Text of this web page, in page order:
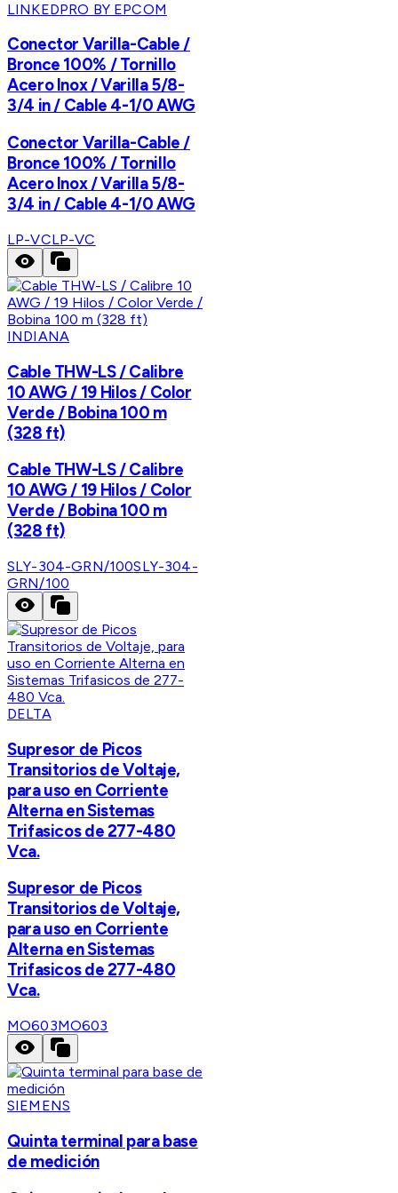
LINKEDPRO BY EPCOM
Conector Varilla-Cable /
Bronce 100% / Tornillo
Acero Inox / Varilla 5/8-
3/4 in / Cable 4-1/0 AWG
Conector Varilla-Cable /
Bronce 100% / Tornillo
Acero Inox / Varilla 5/8-
3/4 in / Cable 4-1/0 AWG
LP-VCLP-VC
INDIANA
Cable THW-LS / Calibre
10 AWG / 19 Hilos / Color
Verde / Bobina 100 m
(328 ft)
Cable THW-LS / Calibre
10 AWG / 19 Hilos / Color
Verde / Bobina 100 m
(328 ft)
SLY-304-GRN/100SLY-304-
GRN/100
DELTA
Supresor de Picos
Transitorios de Voltaje,
para uso en Corriente
Alterna en Sistemas
Trifasicos de 277-480
Vca.
Supresor de Picos
Transitorios de Voltaje,
para uso en Corriente
Alterna en Sistemas
Trifasicos de 277-480
Vca.
MO603MO603
SIEMENS
Quinta terminal para base
de medición